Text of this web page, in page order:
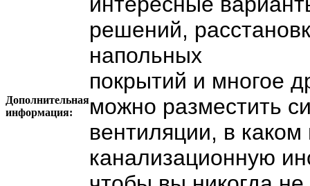
Дополнительная
информация:
решений,
напольных
покрытий и многое
можно разместить
вентиляции, в
канализационную